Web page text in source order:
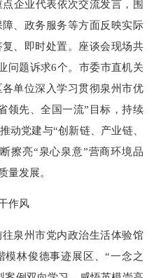
企业代表依次交流发言，围
、政务服务等方面反映实际
、即时处置。座谈会现场共
问题诉求6个。市委市直机关
单位深入学习贯彻泉州市优
领先、全国一流”目标，持续
动党建与“创新链、产业链、
擦亮“泉心泉意”营商环境品
量发展。
作风
泉州市党内政治生活体验馆
林俊德事迹展区、“一念之